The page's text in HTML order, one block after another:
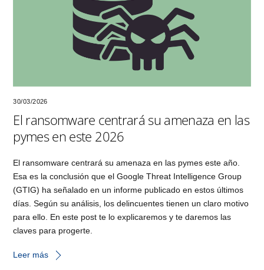
30/03/2026
El ransomware centrará su amenaza en las
pymes en este 2026
El ransomware centrará su amenaza en las pymes este año.
Esa es la conclusión que el Google Threat Intelligence Group
(GTIG) ha señalado en un informe publicado en estos últimos
días. Según su análisis, los delincuentes tienen un claro motivo
para ello. En este post te lo explicaremos y te daremos las
claves para progerte.
Leer más